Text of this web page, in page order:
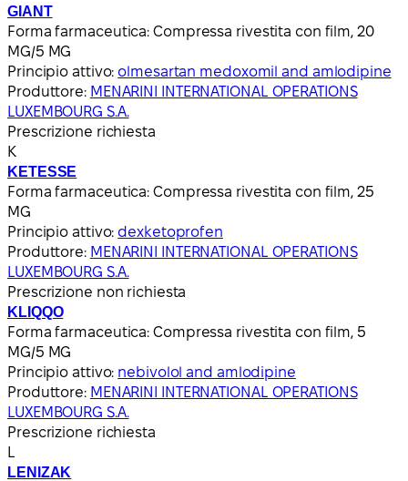
GIANT
Forma farmaceutica: Compressa rivestita con film, 20
MG/5 MG
Principio attivo: olmesartan medoxomil and amlodipine
Produttore: MENARINI INTERNATIONAL OPERATIONS
LUXEMBOURG S.A.
Prescrizione richiesta
K
KETESSE
Forma farmaceutica: Compressa rivestita con film, 25
MG
Principio attivo: dexketoprofen
Produttore: MENARINI INTERNATIONAL OPERATIONS
LUXEMBOURG S.A.
Prescrizione non richiesta
KLIQQO
Forma farmaceutica: Compressa rivestita con film, 5
MG/5 MG
Principio attivo: nebivolol and amlodipine
Produttore: MENARINI INTERNATIONAL OPERATIONS
LUXEMBOURG S.A.
Prescrizione richiesta
L
LENIZAK